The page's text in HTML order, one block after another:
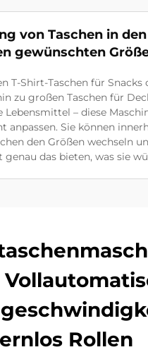
von Taschen in
gewünschten
T-Shirt-Taschen für Snacks
zu großen Taschen für
Lebensmittel – diese
anpassen. Sie können
den Größen wechseln
das bieten, was sie
Rollen